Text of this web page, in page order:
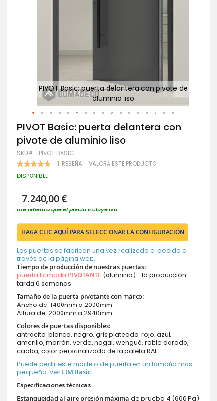
PIVOT Basic: puerta delantera con pivote de
aluminio liso
Saltar
al
comienzo
de
la
galería
de
PIVOT Basic: puerta delantera con
pivote de aluminio liso
SKU PIVOT BASIC
VALORACIÓN:
100 100
1 RESEÑA VALORA ESTE PRODUCTO
DISPONIBLE
7.240,00 €
me refiero a que el precio incluye iva
HAGA CLIC AQUÍ PARA SELECCIONAR LA CONFIGURACIÓN
Las puertas se fabrican una vez realizado el pedido a
través de la página web.
Tiempo de producción de nuestras puertas:
puerta llamada PIVOTANTE (aluminio) - la producción
tarda 6 semanas
Tamaño de la puerta pivotante con marco:
Ancho de: 1400mm a 2000mm
Altura de: 2000mm a 2940mm
Colores de puertas disponibles:
antracita, blanco, negro, gris plateado, rojo, azul,
amarillo, marrón, verde, nogal, wengué, roble dorado,
caoba, color personalizado de la paleta RAL
Puede pedir este modelo de puerta en un tamaño más
pequeño. Ver LIM Basic
Especificaciones técnicas
Estanqueidad al aire presión máxima de prueba 4 (600 Pa)